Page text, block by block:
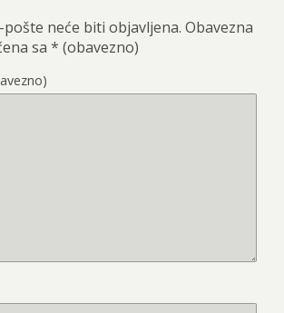
pošte neće biti objavljena. Obavezna
sa * (obavezno)